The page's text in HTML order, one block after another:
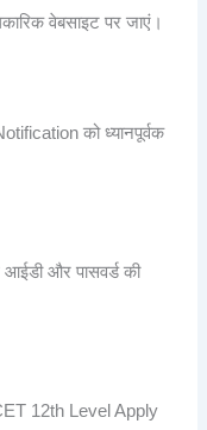
वेबसाइट पर जाएं।
को ध्यानपूर्वक
और पासवर्ड की
12th Level Apply